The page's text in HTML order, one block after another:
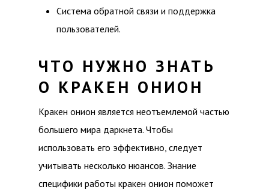
Система обратной связи и поддержка
пользователей.
ЧТО НУЖНО ЗНАТЬ
О КРАКЕН ОНИОН
Кракен онион является неотъемлемой частью
большего мира даркнета. Чтобы
использовать его эффективно, следует
учитывать несколько нюансов. Знание
специфики работы кракен онион поможет